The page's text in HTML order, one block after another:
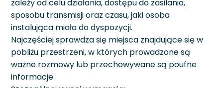
zależy od celu działania, dostępu do zasilania,
sposobu transmisji oraz czasu, jaki osoba
instalująca miała do dyspozycji.
Najczęściej sprawdza się miejsca znajdujące się w
pobliżu przestrzeni, w których prowadzone są
ważne rozmowy lub przechowywane są poufne
informacje.